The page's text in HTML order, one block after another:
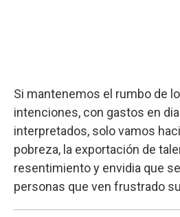
Si mantenemos el rumbo de
intenciones, con gastos en
interpretados, solo vamos
pobreza, la exportación de
resentimiento y envidia que
personas que ven frustrado